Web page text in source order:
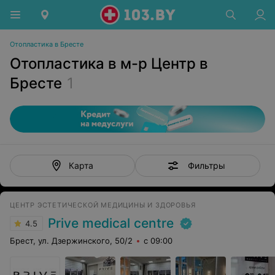
Отопластика в Бресте
Отопластика в м-р Центр в
Бресте 1
Карта Фильтры
ЦЕНТР ЭСТЕТИЧЕСКОЙ МЕДИЦИНЫ И ЗДОРОВЬЯ
4.5 Prive medical centre
Брест, ул. Дзержинского, 50/2 с 09:00